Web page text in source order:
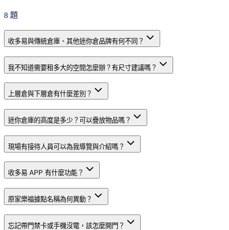
8 題
收多易與傳統倉庫、其他迷你倉品牌有何不同？
我不知道需要租多大的空間怎麼辦？有尺寸建議嗎？
上層倉與下層倉有什麼差別？
迷你倉庫的高度是多少？可以疊放物品嗎？
現場有接待人員可以為我導覽與介紹嗎？
收多易 APP 有什麼功能？
原家樂福據點名稱為何異動？
忘記帶門禁卡或手機沒電，該怎麼開門？